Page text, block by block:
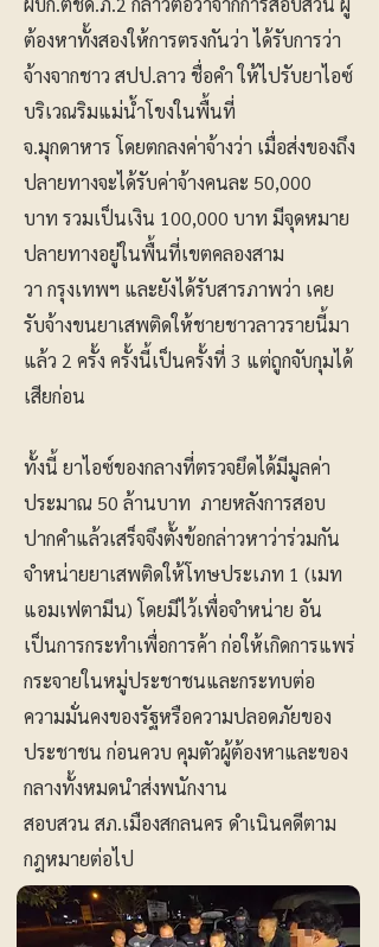
ต้องหาทั้งสองให้การตรงกันว่า ได้รับการว่า
จ้างจากชาว สปป.ลาว ชื่อคำ ให้ไปรับยาไอซ์
บริเวณริมแม่น้ำโขงในพื้นที่
จ.มุกดาหาร โดยตกลงค่าจ้างว่า เมื่อส่งของถึง
ปลายทางจะได้รับค่าจ้างคนละ 50,000
บาท รวมเป็นเงิน 100,000 บาท มีจุดหมาย
ปลายทางอยู่ในพื้นที่เขตคลองสาม
วา กรุงเทพฯ และยังได้รับสารภาพว่า เคย
รับจ้างขนยาเสพติดให้ชายชาวลาวรายนี้มา
แล้ว 2 ครั้ง ครั้งนี้เป็นครั้งที่ 3 แต่ถูกจับกุมได้
เสียก่อน
ทั้งนี้ ยาไอซ์ของกลางที่ตรวจยึดได้มีมูลค่า
ประมาณ 50 ล้านบาท ภายหลังการสอบ
ปากคำแล้วเสร็จจึงตั้งข้อกล่าวหาว่าร่วมกัน
จำหน่ายยาเสพติดให้โทษประเภท 1 (เมท
แอมเฟตามีน) โดยมีไว้เพื่อจำหน่าย อัน
เป็นการกระทำเพื่อการค้า ก่อให้เกิดการแพร่
กระจายในหมู่ประชาชนและกระทบต่อ
ความมั่นคงของรัฐหรือความปลอดภัยของ
ประชาชน ก่อนควบ คุมตัวผู้ต้องหาและของ
กลางทั้งหมดนำส่งพนักงาน
สอบสวน สภ.เมืองสกลนคร ดำเนินคดีตาม
กฎหมายต่อไป